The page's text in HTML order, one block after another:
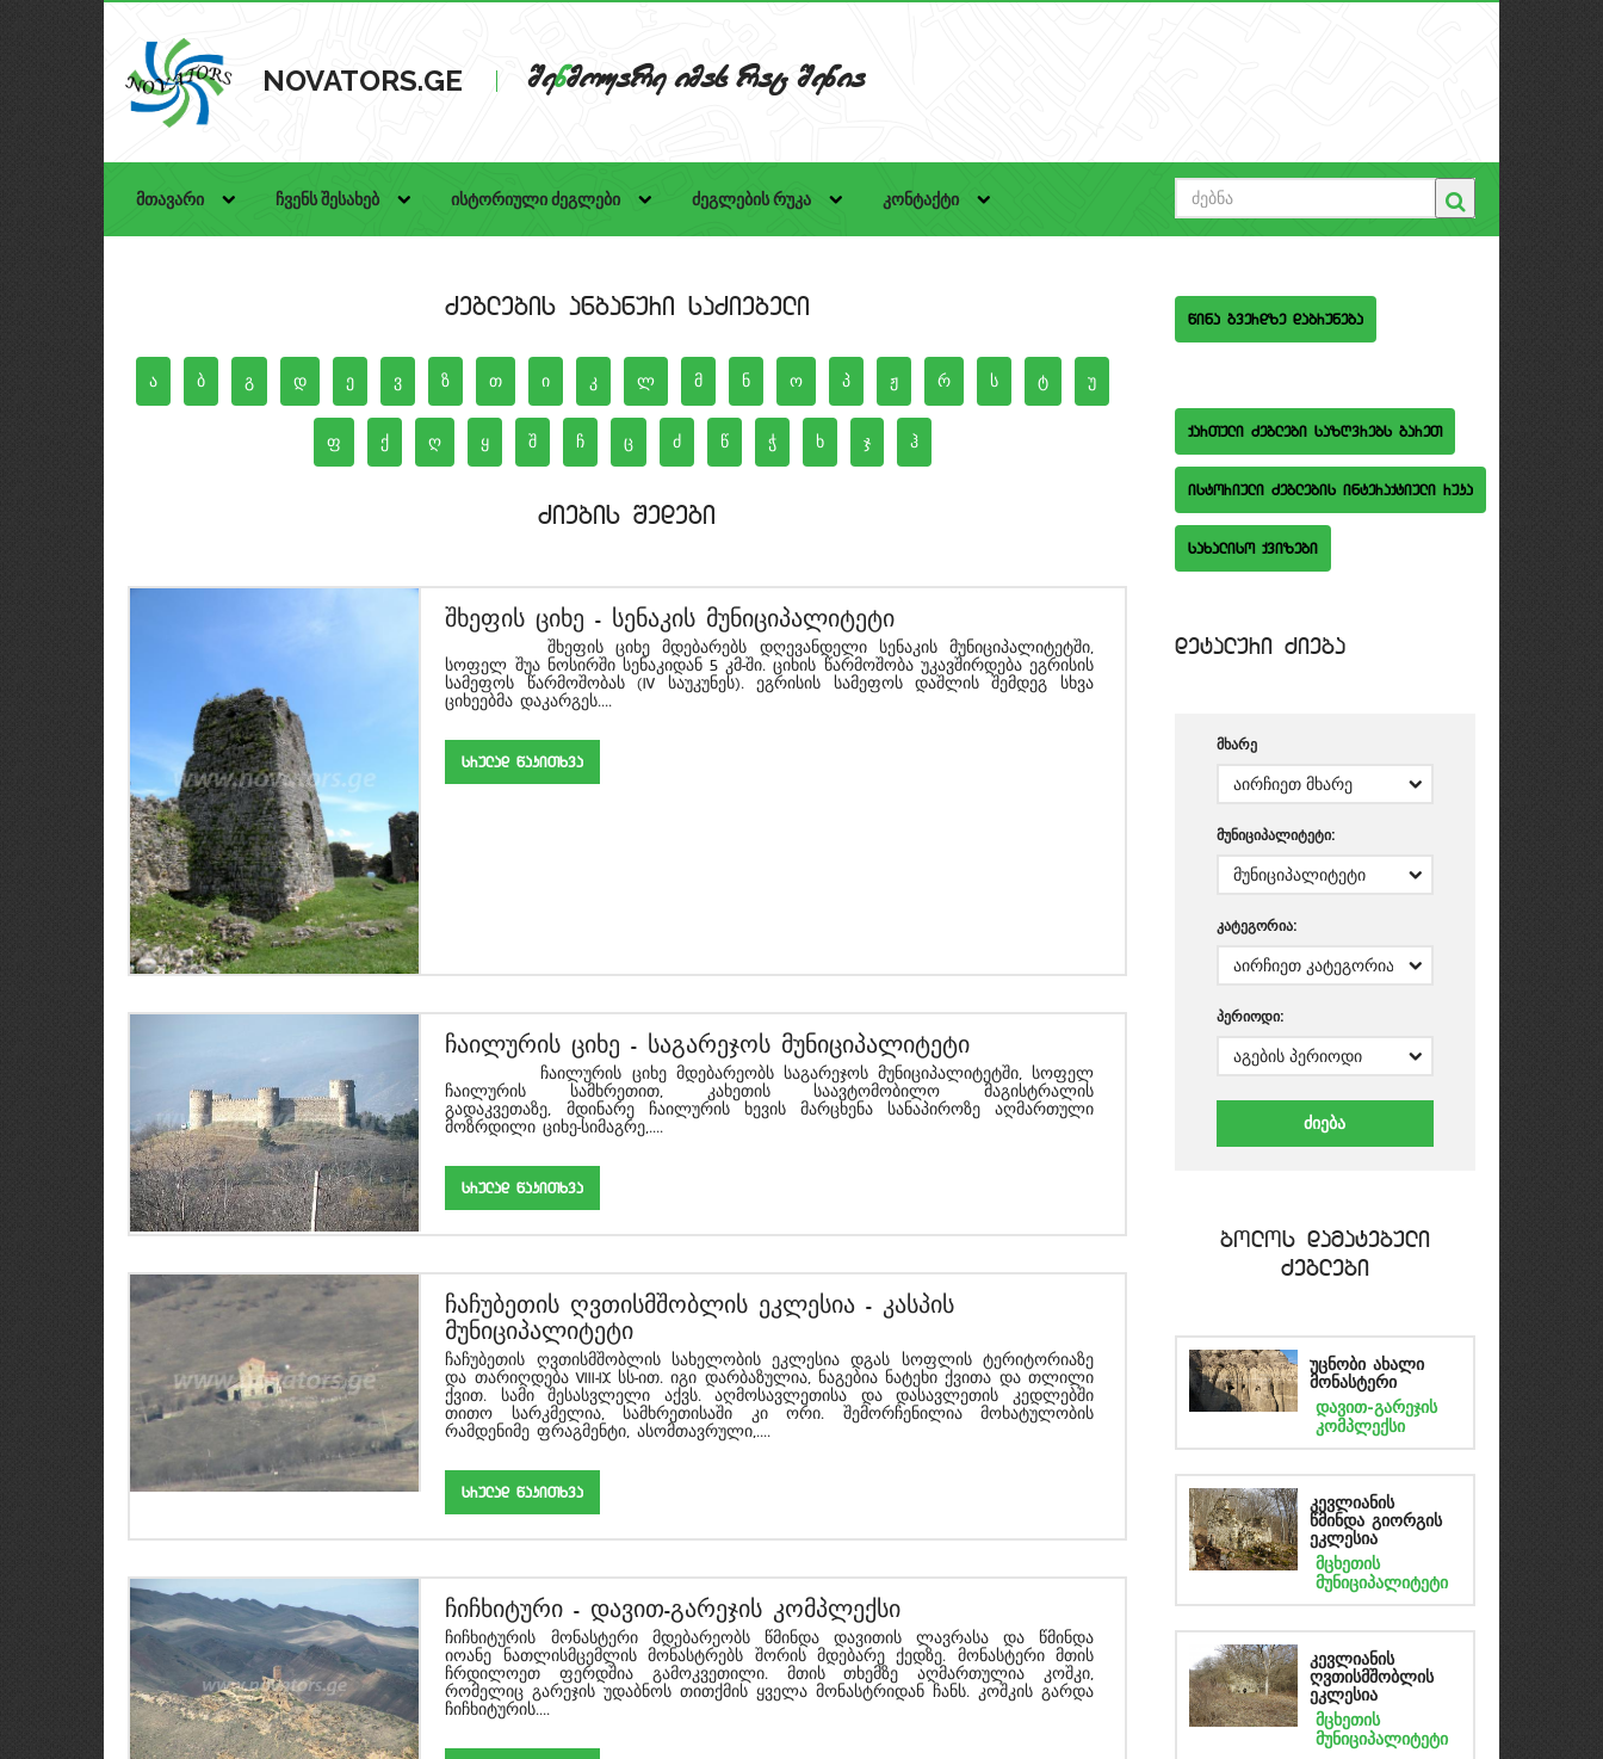
NOVATORS.GE Senmouare imas rac Senia
მთავარი ჩვენს შესახებ ისტორიული ძეგლები ძეგლების რუკა კონტაქტი
Zeglebis anbanuri saZiebeli
Ziebis Sedegi
შხეფის ციხე - სენაკის მუნიციპალიტეტი
შხეფის ციხე მდებარებს დღევანდელი სენაკის მუნიციპალიტეტში,
სოფელ შუა ნოსირში სენაკიდან 5 კმ-ში. ციხის წარმოშობა უკავშირდება ეგრისის
სამეფოს წარმოშობას (IV საუკუნეს). ეგრისის სამეფოს დაშლის შემდეგ სხვა
ციხეებმა დაკარგეს....
srulad wakiTxva
ჩაილურის ციხე - საგარეჯოს მუნიციპალიტეტი
ჩაილურის ციხე მდებარეობს საგარეჯოს მუნიციპალიტეტში, სოფელ
ჩაილურის სამხრეთით, კახეთის საავტომობილო მაგისტრალის
გადაკვეთაზე, მდინარე ჩაილურის ხევის მარცხენა სანაპიროზე აღმართული
მოზრდილი ციხე-სიმაგრე,....
srulad wakiTxva
ჩაჩუბეთის ღვთისმშობლის ეკლესია -
კასპის
მუნიციპალიტეტი
ჩაჩუბეთის ღვთისმშობლის სახელობის ეკლესია დგას სოფლის ტერიტორიაზე
და თარიღდება VIII-IX სს-ით. იგი დარბაზულია, ნაგებია ნატეხი ქვითა და თლილი
ქვით. სამი შესასვლელი აქვს. აღმოსავლეთისა და დასავლეთის კედლებში
თითო სარკმელია, სამხრეთისაში კი ორი. შემორჩენილია მოხატულობის
რამდენიმე ფრაგმენტი, ასომთავრული,....
srulad wakiTxva
ჩიჩხიტური - დავით-გარეჯის კომპლექსი
ჩიჩხიტურის მონასტერი მდებარეობს წმინდა დავითის ლავრასა და წმინდა
იოანე ნათლისმცემლის მონასტრებს შორის მდებარე ქედზე. მონასტერი მთის
ჩრდილოეთ ფერდშია გამოკვეთილი. მთის თხემზე აღმართულია კოშკი,
რომელიც გარეჯის უდაბნოს თითქმის ყველა მონასტრიდან ჩანს. კოშკის გარდა
ჩიჩხიტურის....
wina gverdze dabruneba
qarTuli Zeglebi sazRvrebs gareT
istoriuli Zeglebis interaqtiuli ruka
saxaliso qvizebi
detaluri Zieba
მხარე
მუნიციპალიტეტი:
კატეგორია:
პერიოდი:
bolos damatebuli
Zeglebi
უცნობი ახალი
მონასტერი
დავით-გარეჯის
კომპლექსი
კევლიანის
წმინდა გიორგის
ეკლესია
მცხეთის
მუნიციპალიტეტი
კევლიანის
ღვთისმშობლის
ეკლესია
მცხეთის
მუნიციპალიტეტი